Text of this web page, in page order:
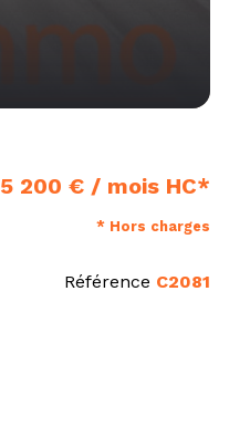
5 200 € / mois HC*
* Hors charges
Référence C2081